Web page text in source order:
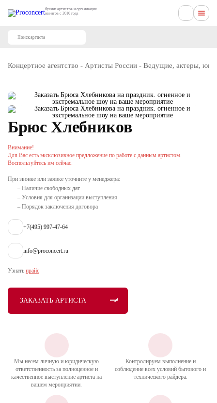
букинг артистов и организация
ивентов с 2010 года
Концертное агентство - Артисты России - Ведущие, актеры,
Брюс Хлебников
Внимание!
Для Вас есть эксклюзивное предложение по работе с данным артистом.
Воспользуйтесь им сейчас.
При звонке или заявке уточните у менеджера:
– Наличие свободных дат
– Условия для организации выступления
– Порядок заключения договора
+7(495) 997-47-64
info@proconcert.ru
Узнать прайс
ЗАКАЗАТЬ АРТИСТА
Мы несем личную и юридическую
ответственность за полноценное и
качественное выступление артиста на
вашем мероприятии.
Контролируем выполнение и
соблюдение всех условий бытового и
технического райдера.